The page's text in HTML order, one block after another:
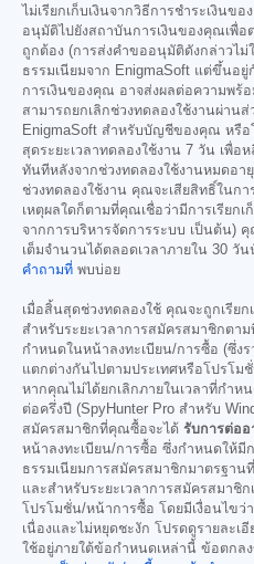
ไม่เรียกเก็บเงินจากวิธีการชำระเงิน
อนุมัติไปยังสถาบันการเงินของคุณเพื่อ
ถูกต้อง (การส่งคำขออนุมัติดังกล่าวไม่
ธรรมเนียมจาก EnigmaSoft แต่ขึ้นอ
การเงินของคุณ อาจส่งผลต่อความพ
สามารถยกเลิกช่วงทดลองใช้งานผ่าน
EnigmaSoft สำหรับบัญชีของคุณ หรื
สุดระยะเวลาทดลองใช้งาน 7 วัน เพื่อห
ทันทีหลังจากช่วงทดลองใช้งานหมดอา
ช่วงทดลองใช้งาน คุณจะเสียสิทธิ์ในก
เหตุผลใดก็ตามที่คุณเชื่อว่ามีการเรียก
จากการบริหารจัดการระบบ เป็นต้น)
เต็มจำนวนได้ตลอดเวลาภายใน 30 วั
คำถามที่ พบบ่อย
เมื่อสิ้นสุดช่วงทดลองใช้ คุณจะถูกเรีย
สำหรับระยะเวลาการสมัครสมาชิกตา
กำหนดในหน้าลงทะเบียน/การซื้อ (ซึ่ง
แตกต่างกันไปตามประเทศหรือโปรโม
หากคุณไม่ได้ยกเลิกภายในเวลาที่กำห
ต่อครึ่งปี (SpyHunter Pro สำหรับ
สมัครสมาชิกที่คุณซื้อจะได้ รับการต่อ
หน้าลงทะเบียน/การซื้อ ซึ่งกำหนดให้มี
ธรรมเนียมการสมัครสมาชิกมาตรฐา
และสำหรับระยะเวลาการสมัครสมาชิ
โปรโมชั่น/หน้าการซื้อ โดยมีเงื่อนไข
เนื่องและไม่หยุดชะงัก โปรดดูรายละเ
ใช้อยู่ภายใต้ข้อกำหนดเหล่านี้ ข้อตกล